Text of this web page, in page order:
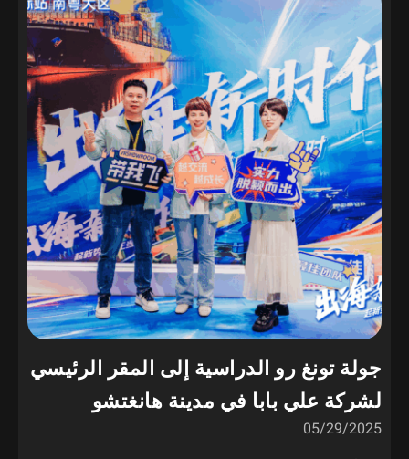
جولة تونغ رو الدراسية إلى المقر الرئيسي
لشركة علي بابا في مدينة هانغتشو
05/29/2025